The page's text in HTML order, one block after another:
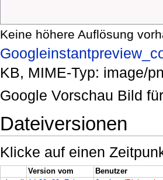
Keine höhere Auflösung
KB, MIME-Typ: image/
Google Vorschau Bild
Dateiversionen
Klicke auf einen
Version vom
Benutzer